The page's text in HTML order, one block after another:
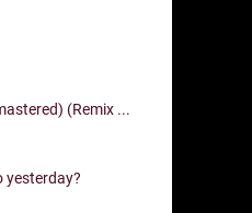
(Remix ...
yesterday?